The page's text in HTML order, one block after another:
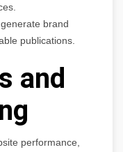
brand
publications.
and
performance,